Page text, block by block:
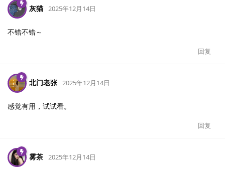
灰猫 2025年12月14日
不错不错～
回复
北门老张 2025年12月14日
感觉有用，试试看。
回复
雾茶 2025年12月14日